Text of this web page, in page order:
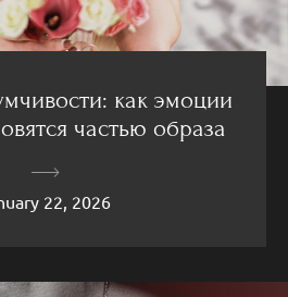
как эмоции
частью образа
22, 2026